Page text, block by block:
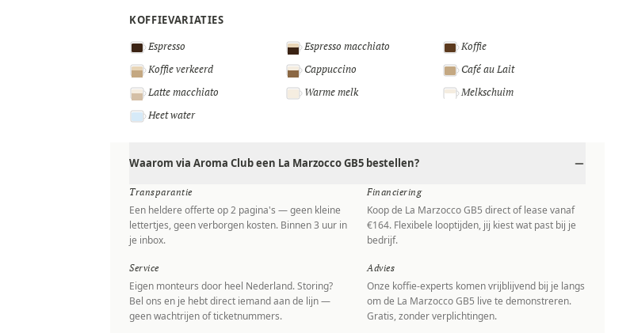
KOFFIEVARIATIES
Espresso
Espresso macchiato
Koffie
Koffie verkeerd
Cappuccino
Café au Lait
Latte macchiato
Warme melk
Melkschuim
Heet water
Waarom via Aroma Club een La Marzocco GB5 bestellen?
Transparantie
Een heldere offerte op 2 pagina's — geen kleine
lettertjes, geen verborgen kosten. Binnen 3 uur in
je inbox.
Financiering
Koop de La Marzocco GB5 direct of lease vanaf
€164. Flexibele looptijden, jij kiest wat past bij je
bedrijf.
Service
Eigen monteurs door heel Nederland. Storing?
Bel ons en je hebt direct iemand aan de lijn —
geen wachtrijen of ticketnummers.
Advies
Onze koffie-experts komen vrijblijvend bij je langs
om de La Marzocco GB5 live te demonstreren.
Gratis, zonder verplichtingen.